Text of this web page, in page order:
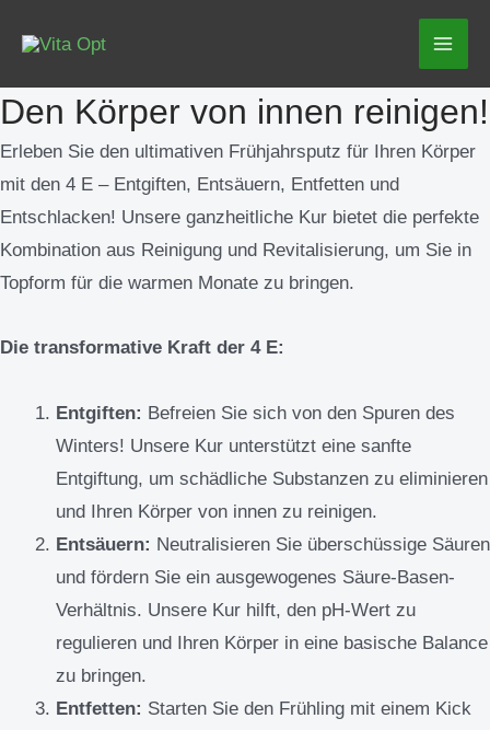
Inhalt
Den Körper von innen reinigen!
Erleben Sie den ultimativen Frühjahrsputz für Ihren Körper
mit den 4 E – Entgiften, Entsäuern, Entfetten und
Entschlacken! Unsere ganzheitliche Kur bietet die perfekte
Kombination aus Reinigung und Revitalisierung, um Sie in
Topform für die warmen Monate zu bringen.
Die transformative Kraft der 4 E:
Entgiften: Befreien Sie sich von den Spuren des
Winters! Unsere Kur unterstützt eine sanfte
Entgiftung, um schädliche Substanzen zu eliminieren
und Ihren Körper von innen zu reinigen.
Entsäuern: Neutralisieren Sie überschüssige Säuren
und fördern Sie ein ausgewogenes Säure-Basen-
Verhältnis. Unsere Kur hilft, den pH-Wert zu
regulieren und Ihren Körper in eine basische Balance
zu bringen.
Entfetten: Starten Sie den Frühling mit einem Kick